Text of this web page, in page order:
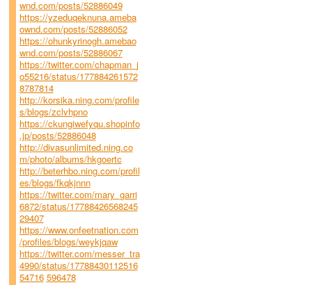
wnd.com/posts/52886049
https://yzeduqeknuna.ameba
ownd.com/posts/52886052
https://ohunkyrinogh.amebao
wnd.com/posts/52886067
https://twitter.com/chapman_j
o55216/status/177884261572
8787814
http://korsika.ning.com/profile
s/blogs/zclvhpno
https://ckungiwefyqu.shopinfo
.jp/posts/52886048
http://divasunlimited.ning.co
m/photo/albums/hkgoertc
http://beterhbo.ning.com/profil
es/blogs/fkqkjnnn
https://twitter.com/mary_garri
6872/status/17788426568245
29407
https://www.onfeetnation.com
/profiles/blogs/weykjqaw
https://twitter.com/messer_tra
4990/status/17788430112516
54716 596478